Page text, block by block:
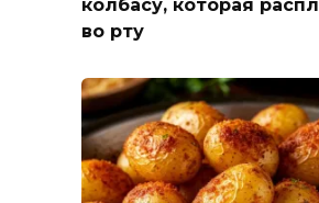
колбасу, которая
во рту